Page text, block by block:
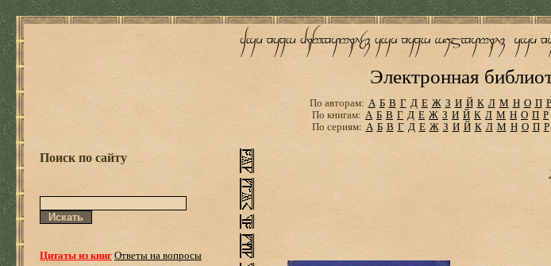
Электронная
По авторам: А Б В Г Д Е Ж З И Й К Л М Н О П Р
По книгам: А Б В Г Д Е Ж З И Й К Л М Н О П Р
По сериям: А Б В Г Д Е Ж З И Й К Л М Н О П Р
Поиск по сайту
Цитаты из книгОтветы на вопросы